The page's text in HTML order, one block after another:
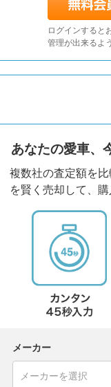
ログインすると
管理が出来るよ
あなたの愛車、
複数社の査定額を
を賢く売却して、
メーカー